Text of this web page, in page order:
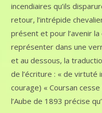
incendiaires qu’ils
retour, l’intrépide
présent et pour l’avenir
représenter dans une
et au dessous, la
de l’écriture : « de virtuté
courage) « Coursan cesse
l’Aube de 1893 précise